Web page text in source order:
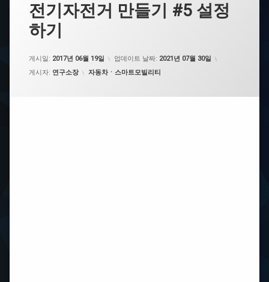
전기자전거 만들기 #5 설정
하기
게시일: 2017년 06월 19일 업데이트 날짜: 2021년 07월 30일
게시자: 연구소장 카테고리:
자동차ㆍ스마트모빌리티